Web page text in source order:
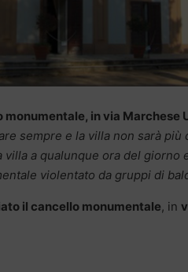
monumentale, in via Marchese
sempre e la villa non sarà più
a qualunque ora del giorno
violentato da gruppi di
il cancello monumentale, in